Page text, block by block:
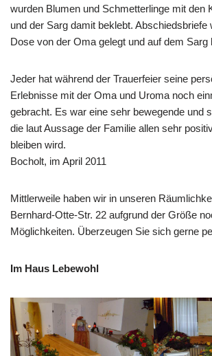
wurden Blumen und Schmetterlinge mit den
und der Sarg damit beklebt. Abschiedsbriefe
Dose von der Oma gelegt und auf dem Sarg
Jeder hat während der Trauerfeier seine
Erlebnisse mit der Oma und Uroma noch
gebracht. Es war eine sehr bewegende und
die laut Aussage der Familie allen sehr
bleiben wird.
Bocholt, im April 2011
Mittlerweile haben wir in unseren
Bernhard-Otte-Str. 22 aufgrund der Größe
Möglichkeiten. Überzeugen Sie sich gerne
Im Haus Lebewohl